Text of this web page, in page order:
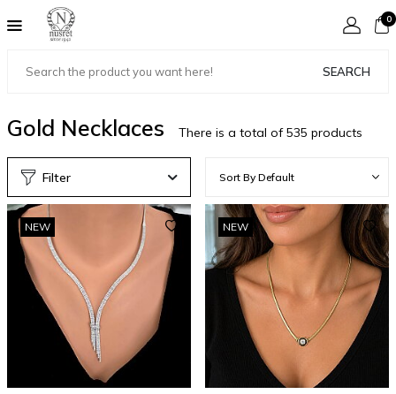
SEARCH
0
Gold Necklaces There is a total of535 products
Filter
NEW NEW